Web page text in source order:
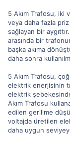
5 Akım Trafosu, iki
veya daha fazla
sağlayan bir
arasında bir
başka akıma
daha sonra
5 Akım Trafosu,
elektrik enerjisinin
elektrik
Akım Trafosu
edilen gerilime
voltajda üretilen
daha uygun